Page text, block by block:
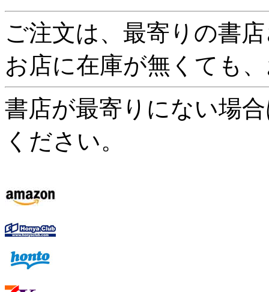
ご注文は、最寄りの書
お店に在庫が無くても
書店が最寄りにない場
ください。